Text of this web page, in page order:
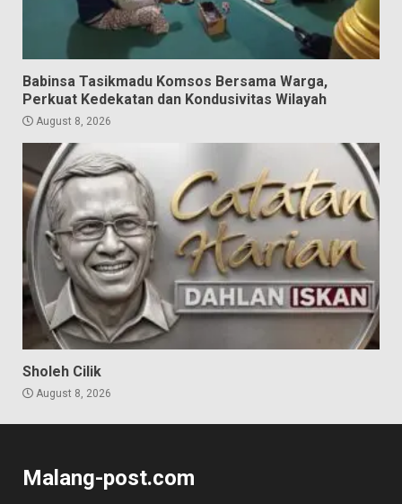
Babinsa Tasikmadu Komsos Bersama Warga,
Perkuat Kedekatan dan Kondusivitas Wilayah
August 8, 2026
Sholeh Cilik
August 8, 2026
Malang-post.com